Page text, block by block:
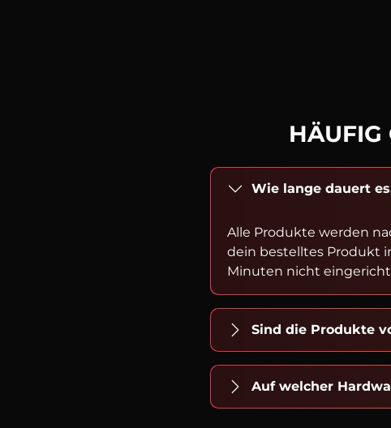
HÄUFIG
Wie lange dauert
Alle Produkte werden
dein bestelltes Produkt
Minuten nicht
Sind die Produkte
Auf welcher